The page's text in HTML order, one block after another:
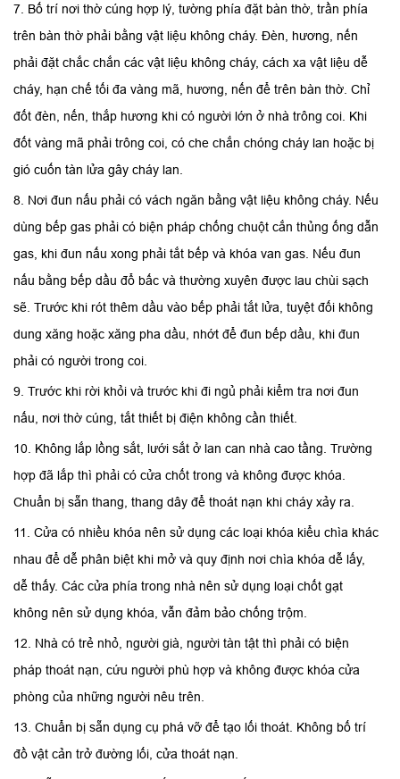
7. Bố trí nơi thờ cúng hợp lý, tường phía đặt bàn thờ, trần phía
trên bàn thờ phải bằng vật liệu không cháy. Đèn, hương, nến
phải đặt chắc chắn các vật liệu không cháy, cách xa vật liệu dễ
cháy, hạn chế tối đa vàng mã, hương, nến để trên bàn thờ. Chỉ
đốt đèn, nến, thắp hương khi có người lớn ở nhà trông coi. Khi
đốt vàng mã phải trông coi, có che chắn chóng cháy lan hoặc bị
gió cuốn tàn lửa gây cháy lan.
8. Nơi đun nấu phải có vách ngăn bằng vật liệu không cháy. Nếu
dùng bếp gas phải có biện pháp chống chuột cắn thủng ống dẫn
gas, khi đun nấu xong phải tắt bếp và khóa van gas. Nếu đun
nấu bằng bếp dầu đổ bấc và thường xuyên được lau chùi sạch
sẽ. Trước khi rót thêm dầu vào bếp phải tắt lửa, tuyệt đối không
dung xăng hoặc xăng pha dầu, nhớt để đun bếp dầu, khi đun
phải có người trong coi.
9. Trước khi rời khỏi và trước khi đi ngủ phải kiểm tra nơi đun
nấu, nơi thờ cúng, tắt thiết bị điện không cần thiết.
10. Không lắp lồng sắt, lưới sắt ở lan can nhà cao tầng. Trường
hợp đã lắp thì phải có cửa chốt trong và không được khóa.
Chuẩn bị sẵn thang, thang dây để thoát nạn khi cháy xảy ra.
11. Cửa có nhiều khóa nên sử dụng các loại khóa kiểu chìa khác
nhau để dễ phân biệt khi mở và quy định nơi chìa khóa dễ lấy,
dễ thấy. Các cửa phía trong nhà nên sử dụng loại chốt gạt
không nên sử dụng khóa, vẫn đảm bảo chống trộm.
12. Nhà có trẻ nhỏ, người già, người tàn tật thì phải có biện
pháp thoát nạn, cứu người phù hợp và không được khóa cửa
phòng của những người nêu trên.
13. Chuẩn bị sẵn dụng cụ phá vỡ để tạo lối thoát. Không bố trí
đồ vật cản trở đường lối, cửa thoát nạn.